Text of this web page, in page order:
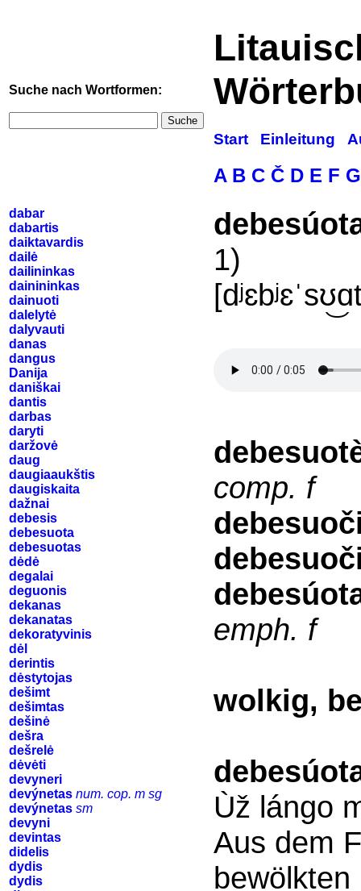
Suche nach Wortformen:
Suche
Start Einleitung
A B C Č D E F G
dabar
dabartis
daiktavardis
dailė
dailininkas
dainininkas
dainuoti
dalelytė
dalyvauti
danas
dangus
Danija
daniškai
dantis
darbas
daryti
daržovė
daug
daugiaaukštis
daugiskaita
dažnai
debesis
debesuota
debesuotas
dėdė
degalai
deguonis
dekanas
dekanatas
dekoratyvinis
dėl
derintis
dėstytojas
dešimt
dešimtas
dešinė
dešra
dešrelė
dėvėti
devyneri
devýnetas num. cop. m sg
devýnetas sm
devyni
devintas
didelis
dydis
dydis
1)
comp. f
emph. f
wolkig,
Ùž lángo
Aus dem
bewölkten